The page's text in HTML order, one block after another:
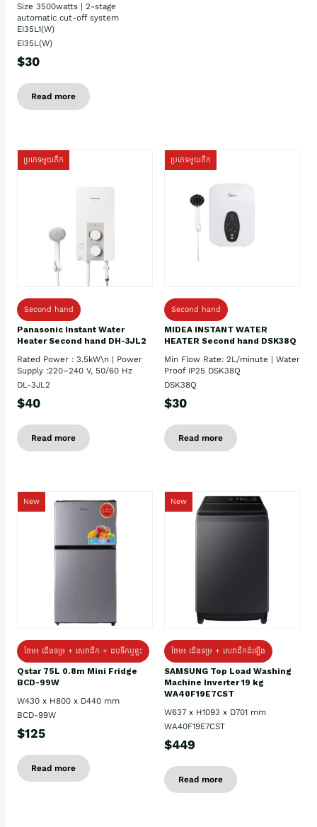
Size 3500watts | 2-stage
automatic cut-off system
EI35L1(W)
EI35L(W)
$30
Read more
ប្រភេទមួយតឹក
Second hand
Panasonic Instant Water
Heater Second hand DH-3JL2
Rated Power : 3.5kW\n | Power
Supply :220–240 V, 50/60 Hz
DL-3JL2
$40
Read more
ប្រភេទមួយតឹក
Second hand
MIDEA INSTANT WATER
HEATER Second hand DSK38Q
Min Flow Rate: 2L/minute | Water
Proof IP25 DSK38Q
DSK38Q
$30
Read more
New
ថែម៖ ជេីងទម្រ + សេវាដឹក + ដបទឹកឬខ្ទះ
Qstar 75L 0.8m Mini Fridge
BCD-99W
W430 x H800 x D440 mm
BCD-99W
$125
Read more
New
ថែម៖ ជើងទម្រ + សេវាដឹកដំឡើង
SAMSUNG Top Load Washing
Machine Inverter 19 kg
WA40F19E7CST
W637 x H1093 x D701 mm
WA40F19E7CST
$449
Read more